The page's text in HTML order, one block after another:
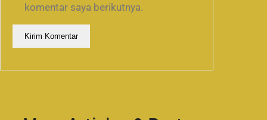
komentar saya berikutnya.